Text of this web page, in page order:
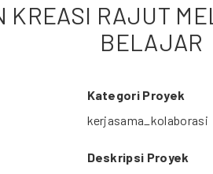
KREASI RAJUT
BELAJAR
Kategori Proyek
kerjasama_kolaborasi
Deskripsi Proyek